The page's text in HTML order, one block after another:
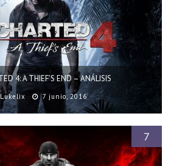
4: A THIEF’S END – ANÁLISIS
Lukelix 7 junio, 2016
7